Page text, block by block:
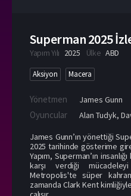
Superman 2025
Yapım Yılı 2025 Ülke ABD
Aksiyon Macera
Yönetmen James Gunn
Oyuncular Alan Tudyk,
James Gunn’ın yönettiği
2025 tarihinde gösterime
Yapım, Superman’ın
karşı verdiği
Metropolis'te süper
zamanda Clark Kent